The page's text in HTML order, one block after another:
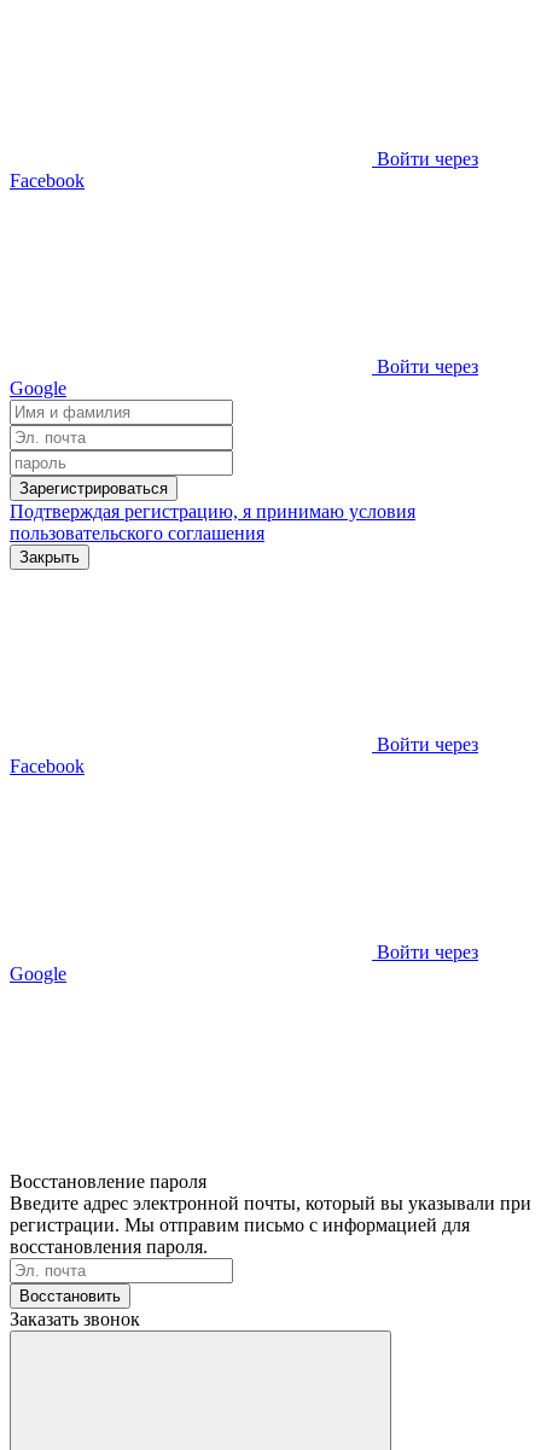
Войти через
Facebook
Войти через
Google
Зарегистрироваться
Подтверждая регистрацию, я принимаю условия
пользовательского соглашения
Закрыть
Войти через
Facebook
Войти через
Google
Восстановление пароля
Введите адрес электронной почты, который вы указывали при
регистрации. Мы отправим письмо с информацией для
восстановления пароля.
Восстановить
Заказать звонок